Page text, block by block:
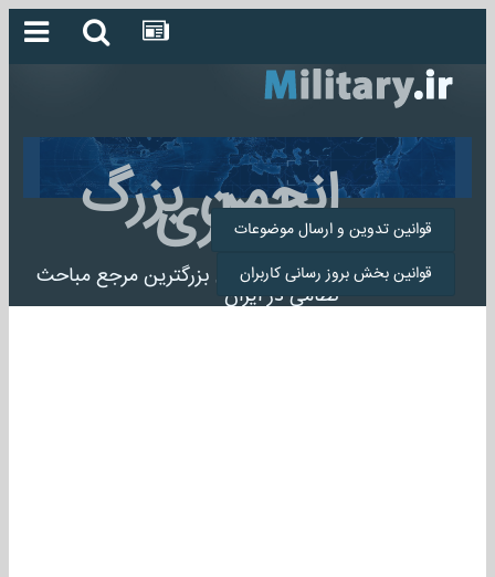
انجمن بزرگ
میلیتاری
انجمن میلیتاری بزرگترین مرجع مباحث
نظامی در ایران
قوانین تدوین و ارسال موضوعات
قوانین بخش بروز رسانی کاربران